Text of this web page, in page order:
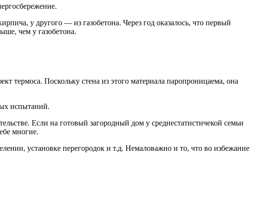
у другого — из газобетона. Через год оказалось, что первый
чем у газобетона.
термоса. Поскольку стена из этого материала паропроницаема, она
испытаний.
Если на готовый загородный дом у среднестатистичекой семьи
многие.
установке перегородок и т.д. Немаловажно и то, что во избежание